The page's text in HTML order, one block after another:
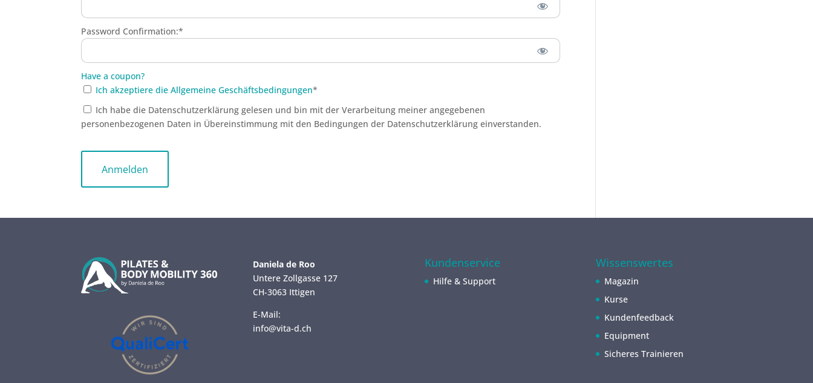
Password Confirmation:*
Have a coupon?
Ich akzeptiere die Allgemeine Geschäftsbedingungen*
Ich habe die Datenschutzerklärung gelesen und bin mit der Verarbeitung meiner angegebenen
personenbezogenen Daten in Übereinstimmung mit den Bedingungen der Datenschutzerklärung einverstanden.
Daniela de Roo
Untere Zollgasse 127
CH-3063 Ittigen
E-Mail:
info@vita-d.ch
Kundenservice
Hilfe & Support
Wissenswertes
Magazin
Kurse
Kundenfeedback
Equipment
Sicheres Trainieren